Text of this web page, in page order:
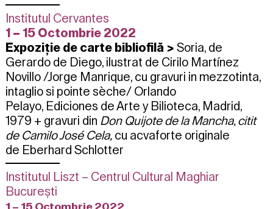
Institutul Cervantes
1 – 15 Octombrie 2022
Expoziție de carte bibliofilă > Soria, de
Gerardo de Diego, ilustrat de Cirilo Martínez
Novillo /Jorge Manrique, cu gravuri in mezzotinta,
intaglio si pointe sèche/ Orlando
Pelayo, Ediciones de Arte y Bilioteca, Madrid,
1979 + gravuri din Don Quijote de la Mancha, citit
de Camilo José Cela, cu acvaforte originale
de Eberhard Schlotter
Institutul Liszt – Centrul Cultural Maghiar
București